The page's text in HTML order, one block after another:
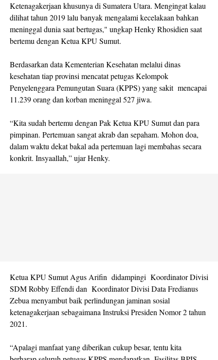
Ketenagakerjaan khusunya di Sumatera Utara. Mengingat kalau
dilihat tahun 2019 lalu banyak mengalami kecelakaan bahkan
meninggal dunia saat bertugas," ungkap Henky Rhosidien saat
bertemu dengan Ketua KPU Sumut.
Berdasarkan data Kementerian Kesehatan melalui dinas
kesehatan tiap provinsi mencatat petugas Kelompok
Penyelenggara Pemungutan Suara (KPPS) yang sakit mencapai
11.239 orang dan korban meninggal 527 jiwa.
“Kita sudah bertemu dengan Pak Ketua KPU Sumut dan para
pimpinan. Pertemuan sangat akrab dan sepaham. Mohon doa,
dalam waktu dekat bakal ada pertemuan lagi membahas secara
konkrit. Insyaallah,” ujar Henky.
Ketua KPU Sumut Agus Arifin didampingi Koordinator Divisi
SDM Robby Effendi dan Koordinator Divisi Data Fredianus
Zebua menyambut baik perlindungan jaminan sosial
ketenagakerjaan sebagaimana Instruksi Presiden Nomor 2 tahun
2021.
“Apalagi manfaat yang diberikan cukup besar, tentu kita